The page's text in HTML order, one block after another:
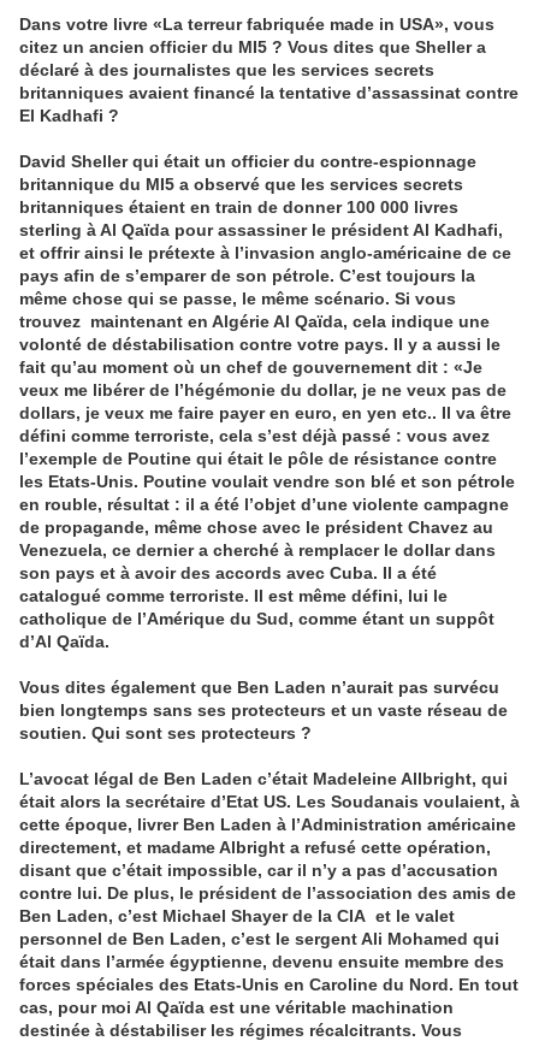
Dans votre livre «La terreur fabriquée made in USA», vous
citez un ancien officier du MI5 ? Vous dites que Sheller a
déclaré à des journalistes que les services secrets
britanniques avaient financé la tentative d’assassinat contre
El Kadhafi ?
David Sheller qui était un officier du contre-espionnage
britannique du MI5 a observé que les services secrets
britanniques étaient en train de donner 100 000 livres
sterling à Al Qaïda pour assassiner le président Al Kadhafi,
et offrir ainsi le prétexte à l’invasion anglo-américaine de ce
pays afin de s’emparer de son pétrole. C’est toujours la
même chose qui se passe, le même scénario. Si vous
trouvez maintenant en Algérie Al Qaïda, cela indique une
volonté de déstabilisation contre votre pays. Il y a aussi le
fait qu’au moment où un chef de gouvernement dit : «Je
veux me libérer de l’hégémonie du dollar, je ne veux pas de
dollars, je veux me faire payer en euro, en yen etc.. Il va être
défini comme terroriste, cela s’est déjà passé : vous avez
l’exemple de Poutine qui était le pôle de résistance contre
les Etats-Unis. Poutine voulait vendre son blé et son pétrole
en rouble, résultat : il a été l’objet d’une violente campagne
de propagande, même chose avec le président Chavez au
Venezuela, ce dernier a cherché à remplacer le dollar dans
son pays et à avoir des accords avec Cuba. Il a été
catalogué comme terroriste. Il est même défini, lui le
catholique de l’Amérique du Sud, comme étant un suppôt
d’Al Qaïda.
Vous dites également que Ben Laden n’aurait pas survécu
bien longtemps sans ses protecteurs et un vaste réseau de
soutien. Qui sont ses protecteurs ?
L’avocat légal de Ben Laden c’était Madeleine Allbright, qui
était alors la secrétaire d’Etat US. Les Soudanais voulaient, à
cette époque, livrer Ben Laden à l’Administration américaine
directement, et madame Albright a refusé cette opération,
disant que c’était impossible, car il n’y a pas d’accusation
contre lui. De plus, le président de l’association des amis de
Ben Laden, c’est Michael Shayer de la CIA et le valet
personnel de Ben Laden, c’est le sergent Ali Mohamed qui
était dans l’armée égyptienne, devenu ensuite membre des
forces spéciales des Etats-Unis en Caroline du Nord. En tout
cas, pour moi Al Qaïda est une véritable machination
destinée à déstabiliser les régimes récalcitrants. Vous